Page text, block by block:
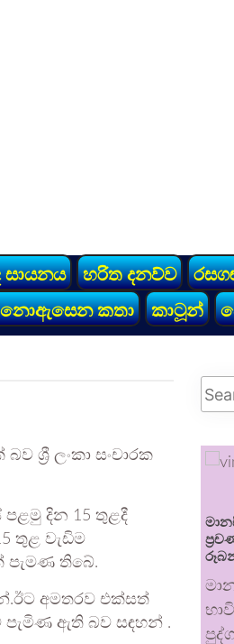
සායනය හරිත දනව්ව
කතා කාටූන්
ශ්‍රී ලංකා සංචාරක
දින 15 තුළදී
තුළ වැඩිම
පැමණ තිබේ.
අමතරව එක්සත්
පැමිණ ඇති බව සඳහන් .